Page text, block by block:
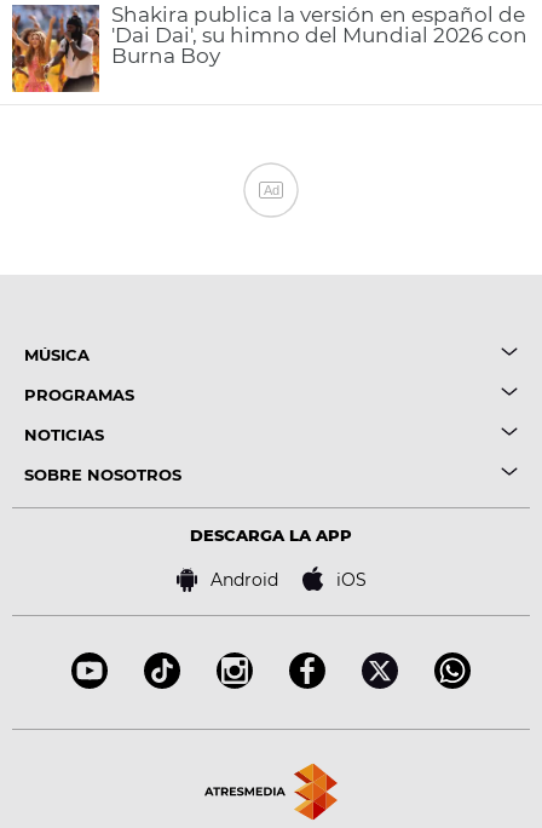
Shakira publica la versión en español de
'Dai Dai', su himno del Mundial 2026 con
Burna Boy
Ad
MÚSICA
PROGRAMAS
NOTICIAS
SOBRE NOSOTROS
DESCARGA LA APP
Android iOS